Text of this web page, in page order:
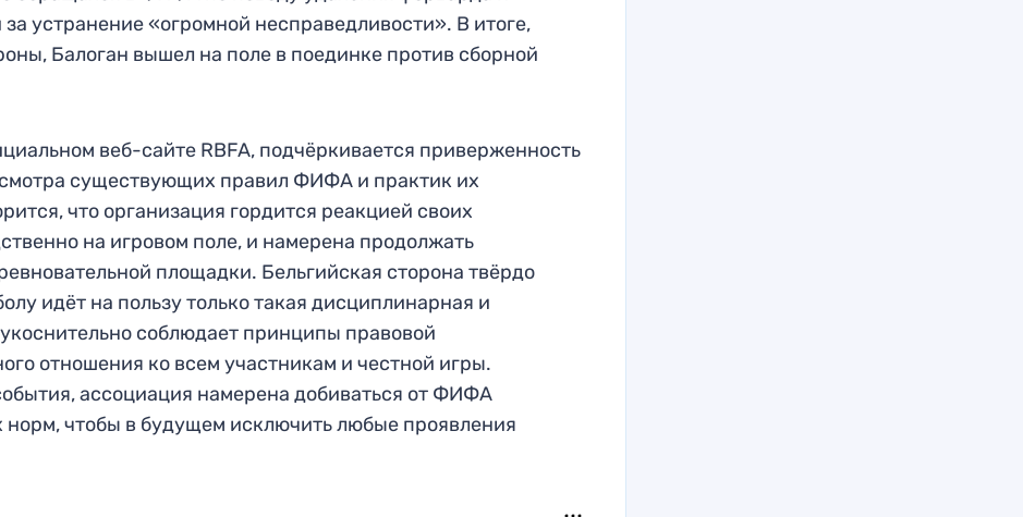
устранение «огромной несправедливости». В итоге,
Балоган вышел на поле в поединке против сборной
веб-сайте RBFA, подчёркивается приверженность
существующих правил ФИФА и практик их
что организация гордится реакцией своих
на игровом поле, и намерена продолжать
площадки. Бельгийская сторона твёрдо
идёт на пользу только такая дисциплинарная и
соблюдает принципы правовой
отношения ко всем участникам и честной игры.
ассоциация намерена добиваться от ФИФА
норм, чтобы в будущем исключить любые проявления